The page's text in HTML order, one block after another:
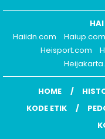
Haiidn.com
Haiup.com
Heisport.com
HOME
KODE ETIK